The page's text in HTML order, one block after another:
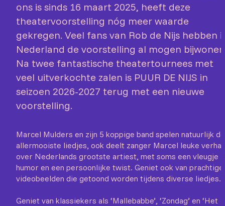
ons is sinds 16 maart 2025, heeft deze
theatervoorstelling nóg meer waarde
gekregen. Veel fans van Rob de Nijs hebben
Nederland de voorstelling al mogen
Na twee fantastische theatertournees met
veel uitverkochte zalen is PUUR DE NIJS in
seizoen 2026-2027 terug met een nieuwe
voorstelling.
Marcel Mulders en zijn 5 koppige band spelen natuurlijk de
allermooiste liedjes, ook deelt zanger Marcel leuke
over Nederlands grootste artiest, met soms een vleugje
humor en een persoonlijke twist. Geniet ook van prachtige
videobeelden die getoond worden tijdens diverse liedjes.
Geniet van klassiekers als ‘Mallebabbe’, ‘Zondag’ en ‘Het